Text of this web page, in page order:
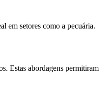
em setores como a pecuária.
Estas abordagens permitiram